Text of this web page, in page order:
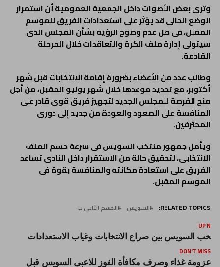
وترى بعض الأصوات داخل الجمعية العمومية أن استمرار
الوضع الحالى قد يؤثر على استعدادات الفريق للموسم
المقبل، فى ظل عدم وضوح الرؤية بشأن المجلس الذى
سيتولى إدارة ملف الكرة والتعاقدات خلال المرحلة
القادمة.
وطالب عدد من الأعضاء بضرورة إقامة الانتخابات قبل شهر
أكتوبر، مع تحديد موعدها خلال شهر يوليو المقبل، من أجل
منح الفرصة للمجلس الجديد لتجهيز فريق قوى قادر على
المنافسة على الصعود والعودة من جديد إلى دورى
المحترفين.
ويأمل جمهور منتخب السويس فى سرعة حسم الملف
الانتخابى، لتحقيق حالة من الاستقرار داخل النادى تساعد
الفريق على استعادة مكانته والمنافسة بقوة فى
الموسم المقبل.
RELATED TOPICS: السويس القسم الثانى ب
UP
السويس بين صراع الانتخابات وغياب الاستعدادات
DON'T MISS
عزومة غذاء وصرف مكافأة الفوز للاعبى السويس قبل